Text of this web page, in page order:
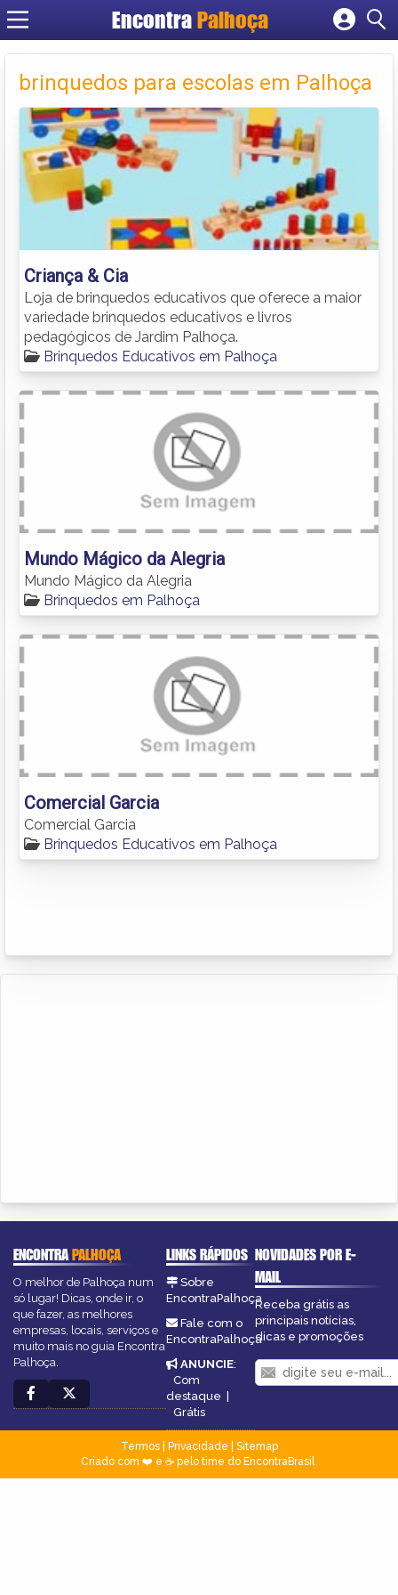
EncontraPalhoça
Cadastrar empresa
Criar conta
brinquedos para escolas em Palhoça
Criança & Cia
Loja de brinquedos educativos que oferece a maior
variedade brinquedos educativos e livros
pedagógicos de Jardim Palhoça.
Brinquedos Educativos em Palhoça
Mundo Mágico da Alegria
Mundo Mágico da Alegria
Brinquedos em Palhoça
Comercial Garcia
Comercial Garcia
Brinquedos Educativos em Palhoça
ENCONTRAPALHOÇA
O melhor de Palhoça num
só lugar! Dicas, onde ir, o
que fazer, as melhores
empresas, locais, serviços e
muito mais no guia Encontra
Palhoça.
LINKS RÁPIDOS
Sobre
EncontraPalhoça
Fale com o
EncontraPalhoça
ANUNCIE:
Com
destaque |
Grátis
NOVIDADES POR E-
MAIL
Receba grátis as
principais notícias,
dicas e promoções
Termos| Privacidade
Sitemap
Criado com ❤️ e ☕ pelo time do EncontraBrasil